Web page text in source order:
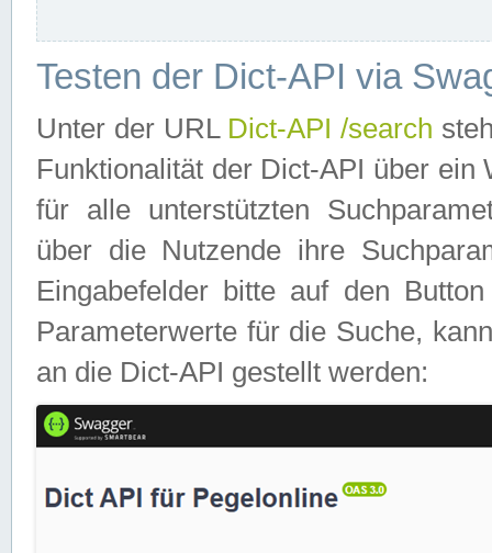
Testen der Dict-API via
Unter der URL Dict-API /search
Funktionalität der Dict-API über
für alle unterstützten
über die Nutzende ihre
Eingabefelder bitte auf den
Parameterwerte für die Suche,
an die Dict-API gestellt werden: